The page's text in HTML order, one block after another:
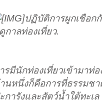
ปฏิบัติการผูกเชือก
กาลท่องเที่ยว.
รมีนักท่องเที่ยวเข้ามาท่
นหนึ่งก็คือการที่ธรรมช
การังและสัตว์น้ำใต้ทะเล